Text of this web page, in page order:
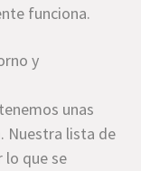
funciona.
y
unas
Nuestra lista de
lo que se